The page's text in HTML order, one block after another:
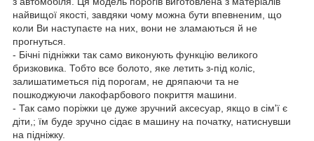
найвищої якості, завдяки чому можна бути впевненим, що
коли Ви наступаєте на них, вони не зламаються й не
прогнуться.
- Бічні підніжки так само виконують функцію великого
бризковика. Тобто все болото, яке летить з-під коліс,
залишатиметься під порогам, не дряпаючи та не
пошкоджуючи лакофарбового покриття машини.
- Так само поріжки це дуже зручний аксесуар, якщо в сім'ї є
діти,; їм буде зручно сідає в машину на початку, натиснувши
на підніжку.